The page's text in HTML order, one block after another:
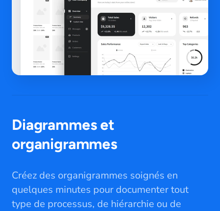
Diagrammes et
organigrammes
Créez des organigrammes soignés en
quelques minutes pour documenter tout
type de processus, de hiérarchie ou de